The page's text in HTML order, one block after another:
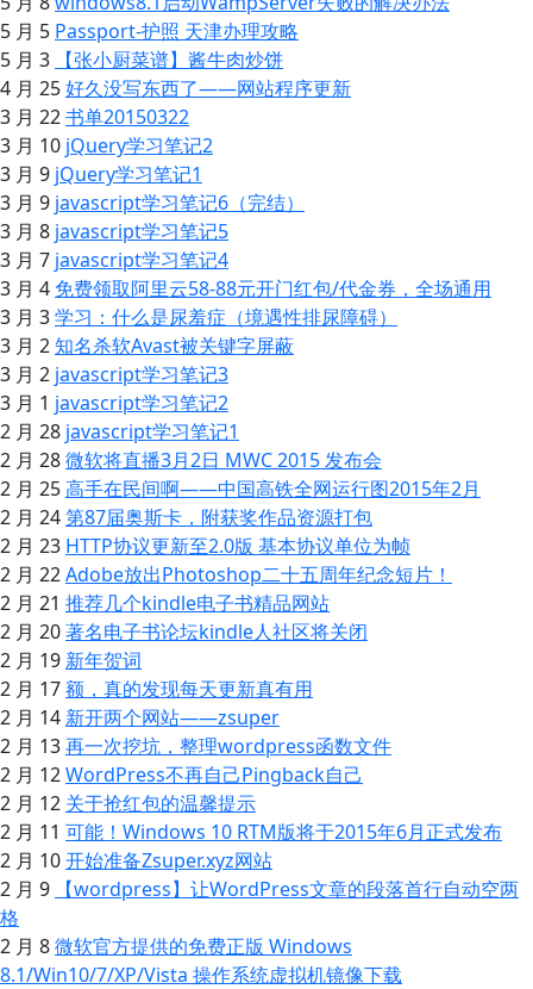
5 月 5 Passport-护照 天津办理攻略
5 月 3
【张小厨菜谱】酱牛肉炒饼
4 月 25好久没写东西了——网站程序更新
3 月 22书单20150322
3 月 10 jQuery学习笔记2
3 月 9 jQuery学习笔记1
3 月 9 javascript学习笔记6（完结）
3 月 8 javascript学习笔记5
3 月 7 javascript学习笔记4
3 月 4 免费领取阿里云58-88元开门红包/代金券，全场通用
3 月 3学习：什么是尿羞症（境遇性排尿障碍）
3 月 2知名杀软Avast被关键字屏蔽
3 月 2 javascript学习笔记3
3 月 1 javascript学习笔记2
2 月 28 javascript学习笔记1
2 月 28微软将直播3月2日 MWC 2015 发布会
2 月 25高手在民间啊——中国高铁全网运行图2015年2月
2 月 24第87届奥斯卡，附获奖作品资源打包
2 月 23 HTTP协议更新至2.0版 基本协议单位为帧
2 月 22Adobe放出Photoshop二十五周年纪念短片！
2 月 21 推荐几个kindle电子书精品网站
2 月 20著名电子书论坛kindle人社区将关闭
2 月 19 新年贺词
2 月 17额，真的发现每天更新真有用
2 月 14 新开两个网站——zsuper
2 月 13再一次挖坑，整理wordpress函数文件
2 月 12WordPress不再自己Pingback自己
2 月 12 关于抢红包的温馨提示
2 月 11 可能！Windows 10 RTM版将于2015年6月正式发布
2 月 10开始准备Zsuper.xyz网站
2 月 9
【wordpress】让WordPress文章的段落首行自动空两
格
2 月 8微软官方提供的免费正版 Windows
8.1/Win10/7/XP/Vista 操作系统虚拟机镜像下载